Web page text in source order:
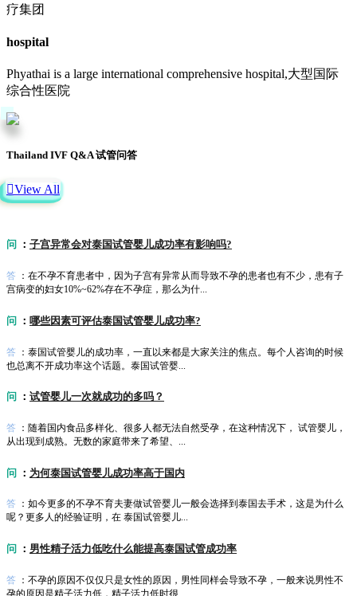
疗集团
hospital
Phyathai is a large international comprehensive hospital,大型国际
综合性医院
Thailand IVF Q&A 试管问答
View All
问 ： 子宫异常会对泰国试管婴儿成功率有影响吗?
答
：在不孕不育患者中，因为子宫有异常从而导致不孕的患者也有不少，患有子
宫病变的妇女10%~62%存在不孕症，那么为什...
问 ： 哪些因素可评估泰国试管婴儿成功率?
答
：泰国试管婴儿的成功率，一直以来都是大家关注的焦点。每个人咨询的时候
也总离不开成功率这个话题。泰国试管婴...
问 ： 试管婴儿一次就成功的多吗？
答
：随着国内食品多样化、很多人都无法自然受孕，在这种情况下， 试管婴儿，
从出现到成熟。无数的家庭带来了希望、...
问 ： 为何泰国试管婴儿成功率高于国内
答
：如今更多的不孕不育夫妻做试管婴儿一般会选择到泰国去手术，这是为什么
呢？更多人的经验证明，在 泰国试管婴儿...
问 ： 男性精子活力低吃什么能提高泰国试管成功率
答
：不孕的原因不仅仅只是女性的原因，男性同样会导致不孕，一般来说男性不
孕的原因是精子活力低，精子活力低时很...